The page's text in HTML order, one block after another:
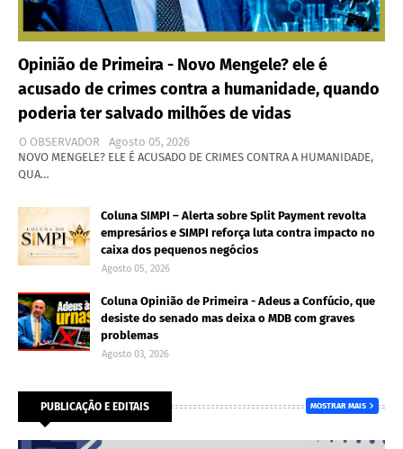
Opinião de Primeira - Novo Mengele? ele é
acusado de crimes contra a humanidade, quando
poderia ter salvado milhões de vidas
O OBSERVADOR
Agosto 05, 2026
NOVO MENGELE? ELE É ACUSADO DE CRIMES CONTRA A HUMANIDADE,
QUA…
Coluna SIMPI – Alerta sobre Split Payment revolta
empresários e SIMPI reforça luta contra impacto no
caixa dos pequenos negócios
Agosto 05, 2026
Coluna Opinião de Primeira - Adeus a Confúcio, que
desiste do senado mas deixa o MDB com graves
problemas
Agosto 03, 2026
PUBLICAÇÃO E EDITAIS MOSTRAR MAIS